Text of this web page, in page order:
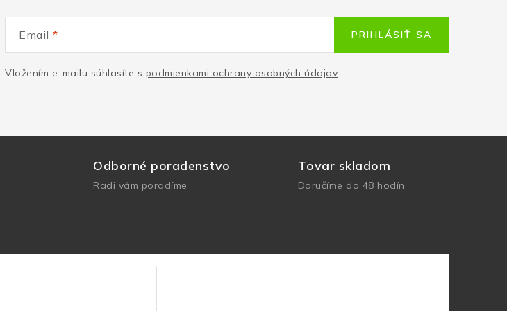
Email
Vložením e-mailu súhlasíte s podmienkami ochrany osobných údajov
PRIHLÁSIŤ SA
Odborné poradenstvo
Radi vám poradíme
Tovar skladom
Doručíme do 48 hodín